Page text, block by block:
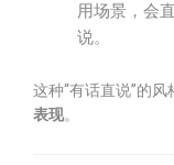
用场景，会
说。
这种“有话直说”的
表现。